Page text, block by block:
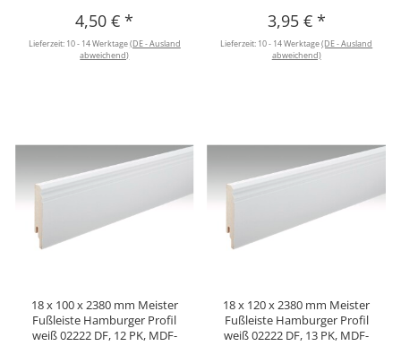
4,50 €*
Lieferzeit: 10 - 14 Werktage(DE - Ausland
abweichend)
3,95 € *
Lieferzeit: 10 - 14 Werktage(DE - Ausland
abweichend)
18 x 100 x 2380 mm Meister
Fußleiste Hamburger Profil
weiß 02222 DF, 12 PK, MDF-
18 x 120 x 2380 mm Meister
Fußleiste Hamburger Profil
weiß 02222 DF, 13 PK, MDF-